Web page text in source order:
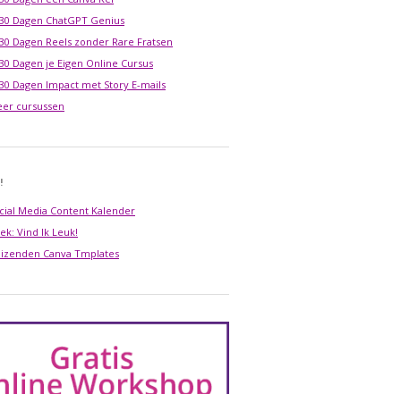
Dagen ChatGPT Genius
Dagen Reels zonder Rare Fratsen
Dagen je Eigen Online Cursus
Dagen Impact met Story E-mails
cursussen
Media Content Kalender
Vind Ik Leuk!
Canva Tmplates